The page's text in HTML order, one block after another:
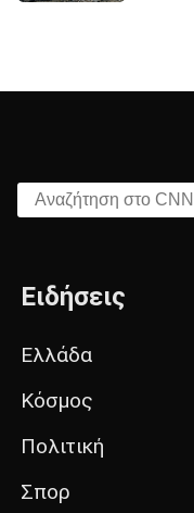
Αναζήτηση στο CNN.gr
Ειδήσεις
Ελλάδα
Κόσμος
Πολιτική
Σπορ